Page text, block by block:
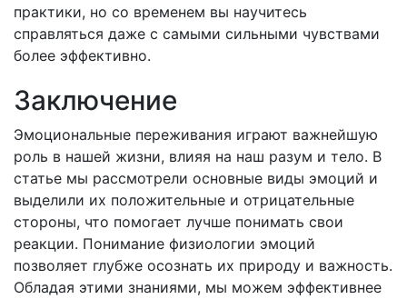
практики, но со временем вы научитесь
справляться даже с самыми сильными чувствами
более эффективно.
Заключение
Эмоциональные переживания играют важнейшую
роль в нашей жизни, влияя на наш разум и тело. В
статье мы рассмотрели основные виды эмоций и
выделили их положительные и отрицательные
стороны, что помогает лучше понимать свои
реакции. Понимание физиологии эмоций
позволяет глубже осознать их природу и важность.
Обладая этими знаниями, мы можем эффективнее